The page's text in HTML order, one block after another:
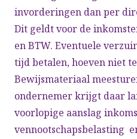
invorderingen dan per
Dit geldt voor de
en BTW. Eventuele
tijd betalen, hoeven niet
Bewijsmateriaal
ondernemer krijgt daar
voorlopige aanslag
vennootschapsbelasting